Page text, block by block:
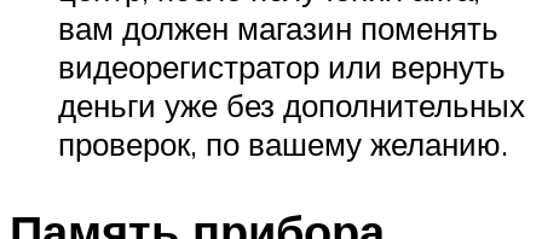
вам должен магазин поменять
видеорегистратор или вернуть
деньги уже без дополнительных
проверок, по вашему желанию.